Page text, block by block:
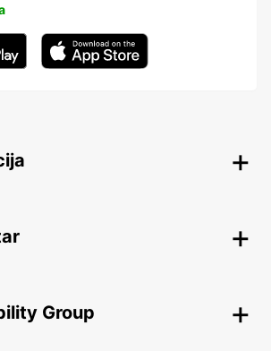
Group